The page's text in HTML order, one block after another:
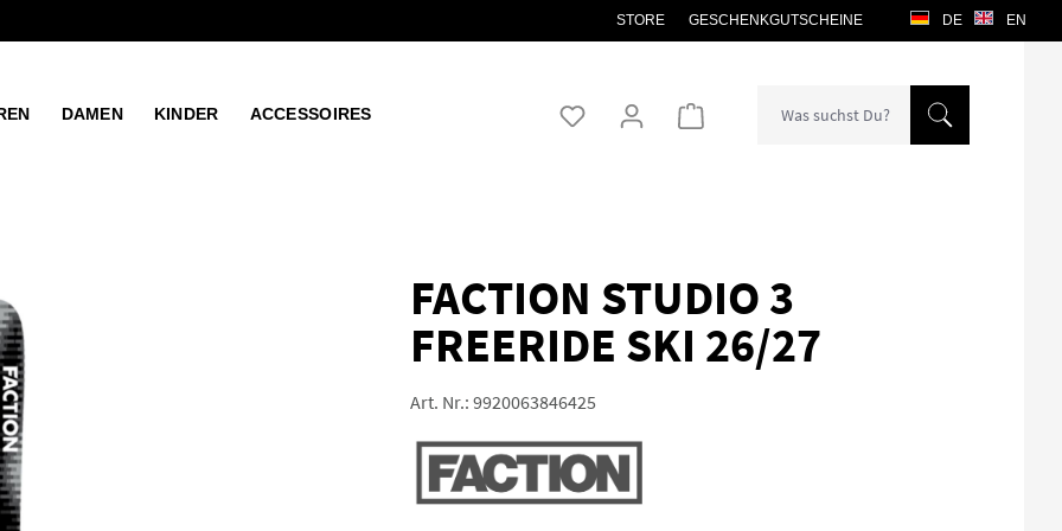
DE EN
STORE GESCHENKGUTSCHEINE
Warenkorb enthält 0 Positionen. Der
DAMEN KINDER ACCESSOIRES
FACTION STUDIO 3
FREERIDE SKI 26/27
Art. Nr.: 9920063846425